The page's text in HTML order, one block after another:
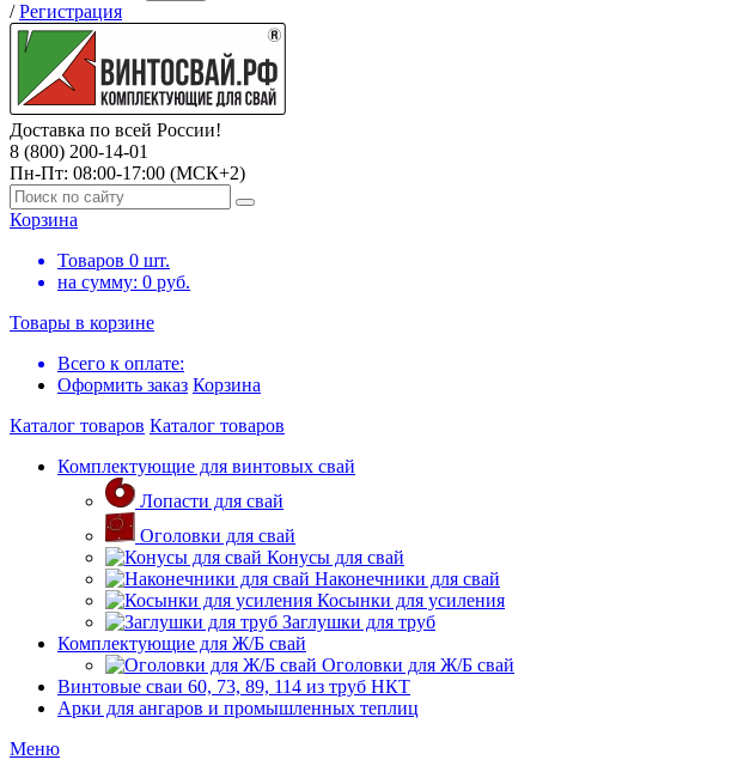
/ Регистрация
Доставка по всей России!
8 (800) 200-14-01
Пн-Пт: 08:00-17:00 (МСК+2)
Корзина
Товаров 0 шт.
на сумму: 0 руб.
Товары в корзине
Всего к оплате:
Оформить заказ Корзина
Каталог товаров Каталог товаров
Комплектующие для винтовых свай
Лопасти для свай
Оголовки для свай
Конусы для свай
Наконечники для свай
Косынки для усиления
Заглушки для труб
Комплектующие для Ж/Б свай
Оголовки для Ж/Б свай
Винтовые сваи 60, 73, 89, 114 из труб НКТ
Арки для ангаров и промышленных теплиц
Меню